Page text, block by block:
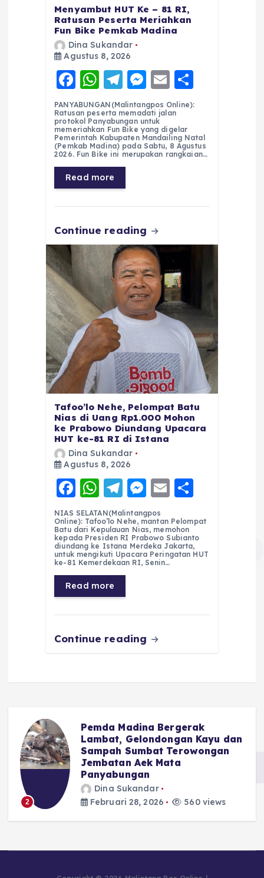
Menyambut HUT Ke – 81 RI,
Ratusan Peserta Meriahkan
Fun Bike Pemkab Madina
Dina Sukandar
Agustus 8, 2026
F
a
c
e
b
o
o
k
W
h
a
ts
A
p
p
T
el
e
g
r
a
m
M
e
ss
e
n
E
m
ai
l
h
re
PANYABUNGAN(Malintangpos Online):
Ratusan peserta memadati jalan
protokol Panyabungan untuk
memeriahkan Fun Bike yang digelar
Pemerintah Kabupaten Mandailing Natal
(Pemkab Madina) pada Sabtu, 8 Agustus
2026. Fun Bike ini merupakan rangkaian…
Read more
Continue reading
Tafoo’lo Nehe, Pelompat Batu
Nias di Uang Rp1.000 Mohon
ke Prabowo Diundang Upacara
HUT ke-81 RI di Istana
Dina Sukandar
Agustus 8, 2026
F
a
c
e
b
o
o
k
W
h
a
ts
A
p
p
T
el
e
g
r
a
m
M
e
ss
e
n
E
ai
l
a
re
NIAS SELATAN(Malintangpos
Online): Tafoo’lo Nehe, mantan Pelompat
Batu dari Kepulauan Nias, memohon
kepada Presiden RI Prabowo Subianto
diundang ke Istana Merdeka Jakarta,
untuk mengikuti Upacara Peringatan HUT
ke-81 Kemerdekaan RI, Senin…
Read more
Continue reading
2
Pemda Madina Bergerak
Lambat, Gelondongan Kayu dan
Sampah Sumbat Terowongan
Jembatan Aek Mata
Panyabungan
Dina Sukandar
Februari 28, 2026
560 views